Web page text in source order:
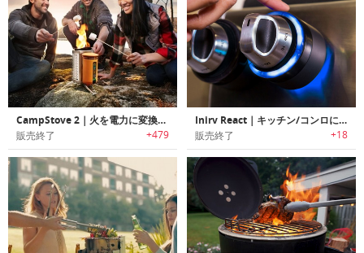
CampStove 2｜火を電力に変換し調理と充電が行えるキャンプファイヤー「キャンプストーブ2」
販売終了 +479
Inirv React｜キッチン/コンロに取り付けて火事を未然に防ぐスマートデバイス「イナーブリアクト」
販売終了 +18